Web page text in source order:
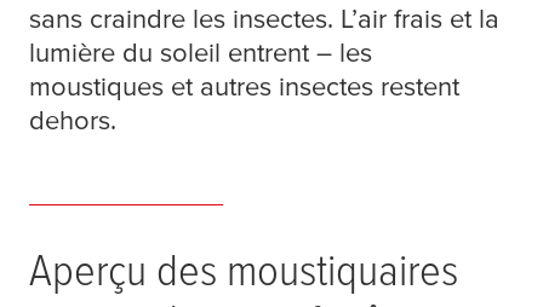
sans craindre les insectes. L’air frais et la
lumière du soleil entrent – les
moustiques et autres insectes restent
dehors.
Aperçu des moustiquaires